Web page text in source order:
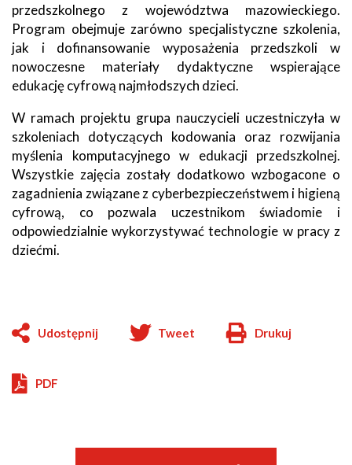
przedszkolnego z województwa mazowieckiego.
Program obejmuje zarówno specjalistyczne szkolenia,
jak i dofinansowanie wyposażenia przedszkoli w
nowoczesne materiały dydaktyczne wspierające
edukację cyfrową najmłodszych dzieci.
W ramach projektu grupa nauczycieli uczestniczyła w
szkoleniach dotyczących kodowania oraz rozwijania
myślenia komputacyjnego w edukacji przedszkolnej.
Wszystkie zajęcia zostały dodatkowo wzbogacone o
zagadnienia związane z cyberbezpieczeństwem i higieną
cyfrową, co pozwala uczestnikom świadomie i
odpowiedzialnie wykorzystywać technologie w pracy z
dziećmi.
Udostępnij Tweet
Will
Drukuj
PDF